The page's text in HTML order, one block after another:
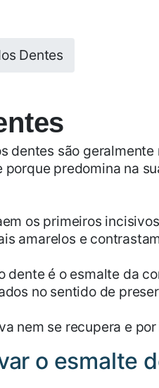
Dentes
dentes são
porque predomina na
os primeiros
amarelos e
dente é o esmalte da
no sentido de
nem se recupera e
o esmalte